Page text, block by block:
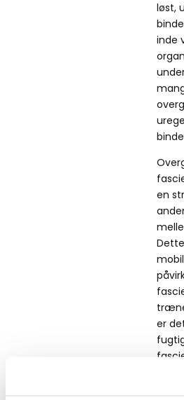
løst,
inde
en
er